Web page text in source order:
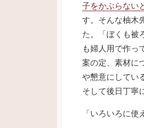
子をかぶらない
す。そんな柚木
た。「ぼくも被
も婦人用で作っ
案の定、素材に
や懇意にしてい
そして後日丁寧
「いろいろに